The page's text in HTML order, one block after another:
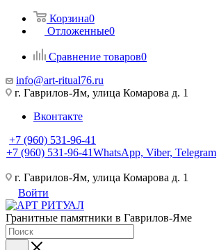
Корзина0
Отложенные0
Сравнение товаров0
info@art-ritual76.ru
г. Гаврилов-Ям, улица Комарова д. 1
Вконтакте
+7 (960) 531-96-41
+7 (960) 531-96-41WhatsApp, Viber, Telegram
г. Гаврилов-Ям, улица Комарова д. 1
Войти
Гранитные памятники в Гаврилов-Яме